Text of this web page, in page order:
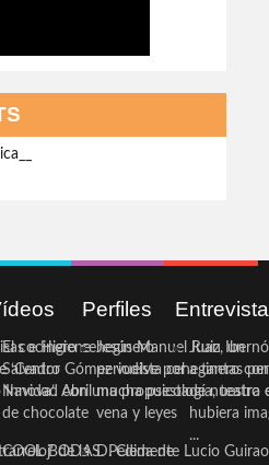
e Higiene
‘Centro
Abril
de la
El cocinero ceheginero
Salvador Gómez vuelve por
Navidad con una propuesta
de chocolate
COOL BODAS. Pedida de
Perfiles
Jesús Manuel Ruiz, un
periodista ceheginero con
mucha psicología, teatro
vena y leyes
D. Clemente Lucio Guirao
Juan
a tantas
de nuestra
hubiera
...